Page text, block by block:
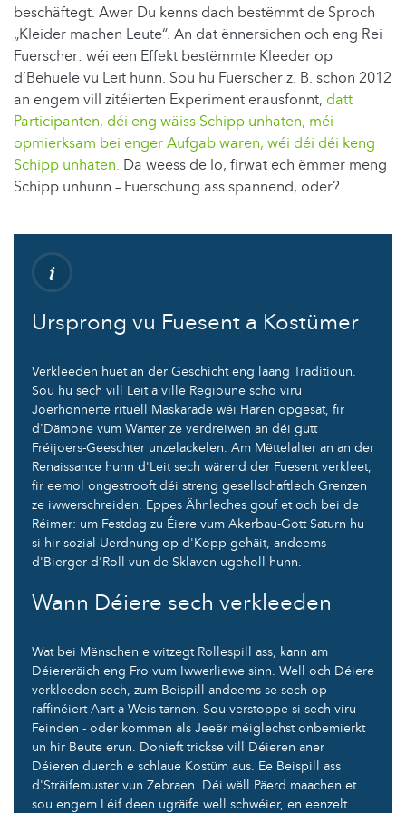
beschäftegt. Awer Du kenns dach bestëmmt de Sproch
„Kleider machen Leute“. An dat ënnersichen och eng Rei
Fuerscher: wéi een Effekt bestëmmte Kleeder op
d’Behuele vu Leit hunn. Sou hu Fuerscher z. B. schon 2012
an engem vill zitéierten Experiment erausfonnt, datt
Participanten, déi eng wäiss Schipp unhaten, méi
opmierksam bei enger Aufgab waren, wéi déi déi keng
Schipp unhaten. Da weess de lo, firwat ech ëmmer meng
Schipp unhunn – Fuerschung ass spannend, oder?
Ursprong vu Fuesent a Kostümer
Verkleeden huet an der Geschicht eng laang Traditioun.
Sou hu sech vill Leit a ville Regioune scho viru
Joerhonnerte rituell Maskarade wéi Haren opgesat, fir
d'Dämone vum Wanter ze verdreiwen an déi gutt
Fréijoers-Geeschter unzelackelen. Am Mëttelalter an an der
Renaissance hunn d'Leit sech wärend der Fuesent verkleet,
fir eemol ongestrooft déi streng gesellschaftlech Grenzen
ze iwwerschreiden. Eppes Ähnleches gouf et och bei de
Réimer: um Festdag zu Éiere vum Akerbau-Gott Saturn hu
si hir sozial Uerdnung op d'Kopp gehäit, andeems
d'Bierger d'Roll vun de Sklaven ugeholl hunn.
Wann Déiere sech verkleeden
Wat bei Mënschen e witzegt Rollespill ass, kann am
Déiereräich eng Fro vum Iwwerliewe sinn. Well och Déiere
verkleeden sech, zum Beispill andeems se sech op
raffinéiert Aart a Weis tarnen. Sou verstoppe si sech viru
Feinden - oder kommen als Jeeër méiglechst onbemierkt
un hir Beute erun. Donieft trickse vill Déieren aner
Déieren duerch e schlaue Kostüm aus. Ee Beispill ass
d'Sträifemuster vun Zebraen. Déi wëll Päerd maachen et
sou engem Léif deen ugräife well schwéier, en eenzelt